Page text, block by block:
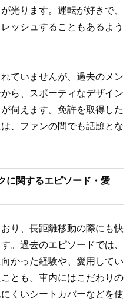
光ります。運転が好きで、
ッシュすることもあるよう
ていませんが、過去のメン
ら、スポーティなデザイン
伺えます。免許を取得した
、ファンの間でも話題とな
に関するエピソード・愛
り、長距離移動の際にも快
。過去のエピソードでは、
かった経験や、愛用してい
とも。車内にはこだわりの
くいシートカバーなどを使